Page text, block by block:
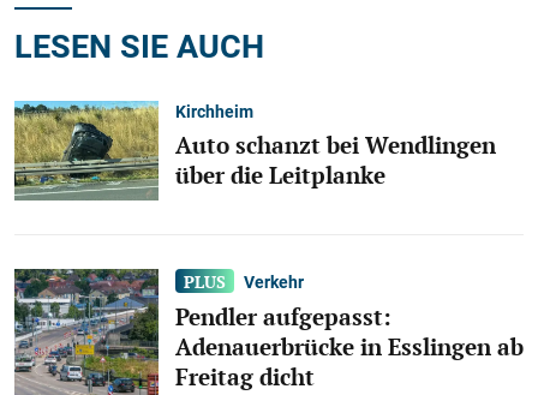
LESEN SIE AUCH
Kirchheim
Auto schanzt bei Wendlingen
über die Leitplanke
Verkehr
Pendler aufgepasst:
Adenauerbrücke in Esslingen ab
Freitag dicht